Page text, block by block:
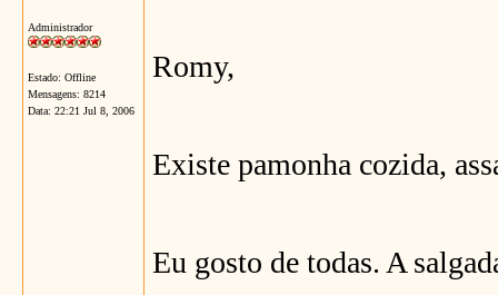
Administrador
Estado: Offline
Mensagens: 8214
Data: 22:21 Jul 8, 2006
Romy,
Existe pamonha cozida,
Eu gosto de todas. A